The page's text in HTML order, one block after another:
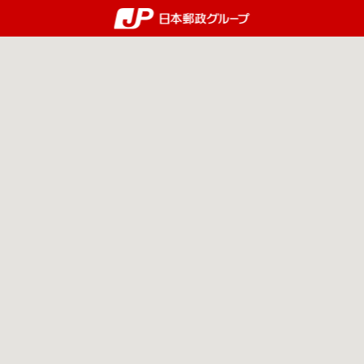
郵便局・日本郵政グループ